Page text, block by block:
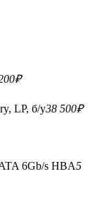
₽
LP, б/у38 500₽
6Gb/s HBA5